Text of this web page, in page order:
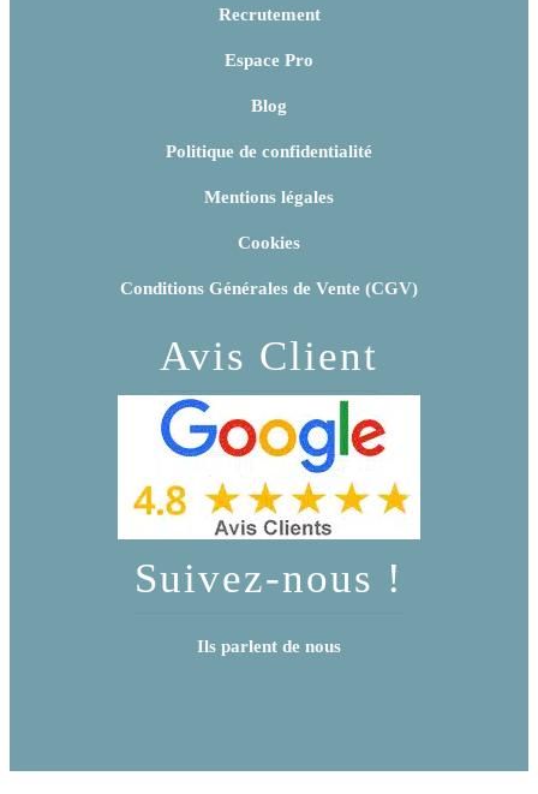
Recrutement
Espace Pro
Blog
Politique de confidentialité
Mentions légales
Cookies
Conditions Générales de Vente (CGV)
Avis Client
Suivez-nous !
Ils parlent de nous